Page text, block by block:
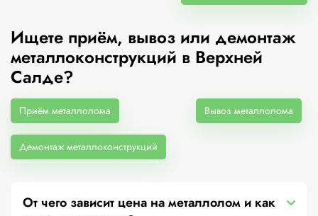
Ищете приём, вывоз или демонтаж
металлоконструкций в Верхней
Салде?
Приём металлолома Вывоз металлолома
Демонтаж металлоконструкций
От чего зависит цена на металлолом и как